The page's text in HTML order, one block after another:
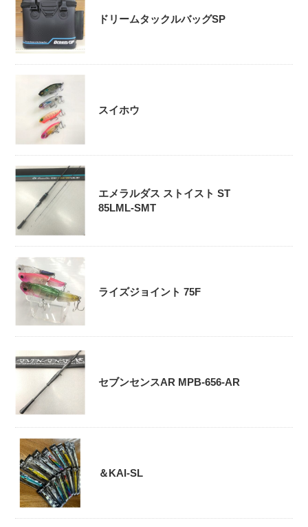
ドリームタックルバッグSP
スイホウ
エメラルダス ストイスト ST
85LML-SMT
ライズジョイント 75F
セブンセンスAR MPB-656-AR
＆KAI-SL